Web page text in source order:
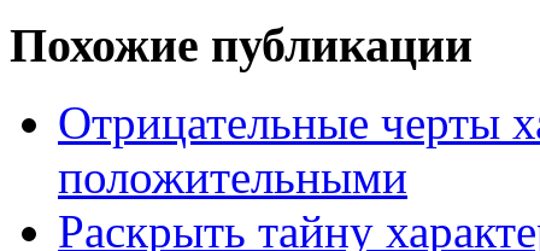
Похожие публикации
Отрицательные черты
положительными
Раскрыть тайну